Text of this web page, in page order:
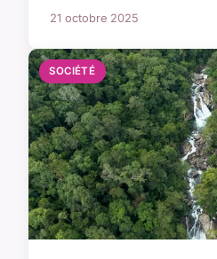
21 octobre 2025
SOCIÉTÉ